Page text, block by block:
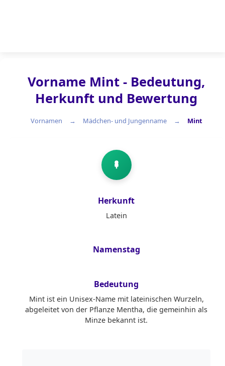
Vorname Mint - Bedeutung,
Herkunft und Bewertung
Vornamen Mädchen- und Jungenname Mint
Mädchen- und Jungenname
Herkunft
Latein
Namenstag
Bedeutung
Mint ist ein Unisex-Name mit lateinischen Wurzeln,
abgeleitet von der Pflanze Mentha, die gemeinhin als
Minze bekannt ist.